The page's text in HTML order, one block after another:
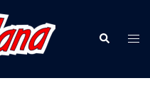
Buscar